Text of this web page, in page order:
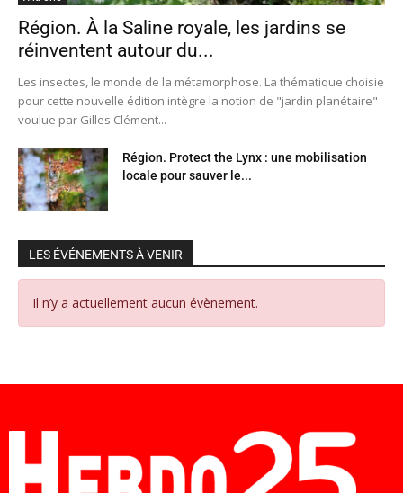
Région. À la Saline royale, les jardins se
réinventent autour du...
Les insectes, le monde de la métamorphose. La thématique choisie
pour cette nouvelle édition intègre la notion de "jardin planétaire"
voulue par Gilles Clément...
Région. Protect the Lynx : une mobilisation
locale pour sauver le...
LES ÉVÉNEMENTS À VENIR
Il n’y a actuellement aucun évènement.